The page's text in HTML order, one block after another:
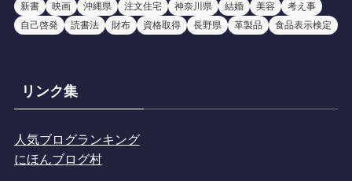
新書
映画 沖縄県 注文住宅 神奈川県 結婚 美容
考え事
自己啓発
読書法 財布 資格取得 長野県 革製品 食品表示検定
リンク集
人気ブログランキング
にほんブログ村